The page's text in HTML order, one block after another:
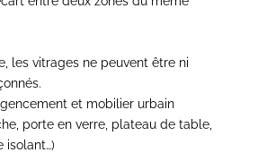
les vitrages ne peuvent être ni
et mobilier urbain
porte en verre, plateau de table,
isolant…)